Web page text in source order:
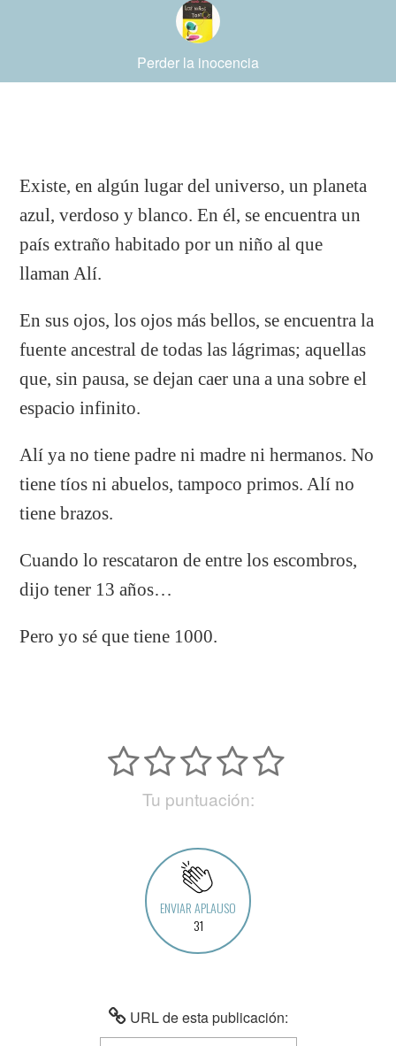
Perder la inocencia
Existe, en algún lugar del universo, un planeta
azul, verdoso y blanco. En él, se encuentra un
país extraño habitado por un niño al que
llaman Alí.
En sus ojos, los ojos más bellos, se encuentra la
fuente ancestral de todas las lágrimas; aquellas
que, sin pausa, se dejan caer una a una sobre el
espacio infinito.
Alí ya no tiene padre ni madre ni hermanos. No
tiene tíos ni abuelos, tampoco primos. Alí no
tiene brazos.
Cuando lo rescataron de entre los escombros,
dijo tener 13 años…
Pero yo sé que tiene 1000.
Tu puntuación:
ENVIAR APLAUSO
31
URL de esta publicación: